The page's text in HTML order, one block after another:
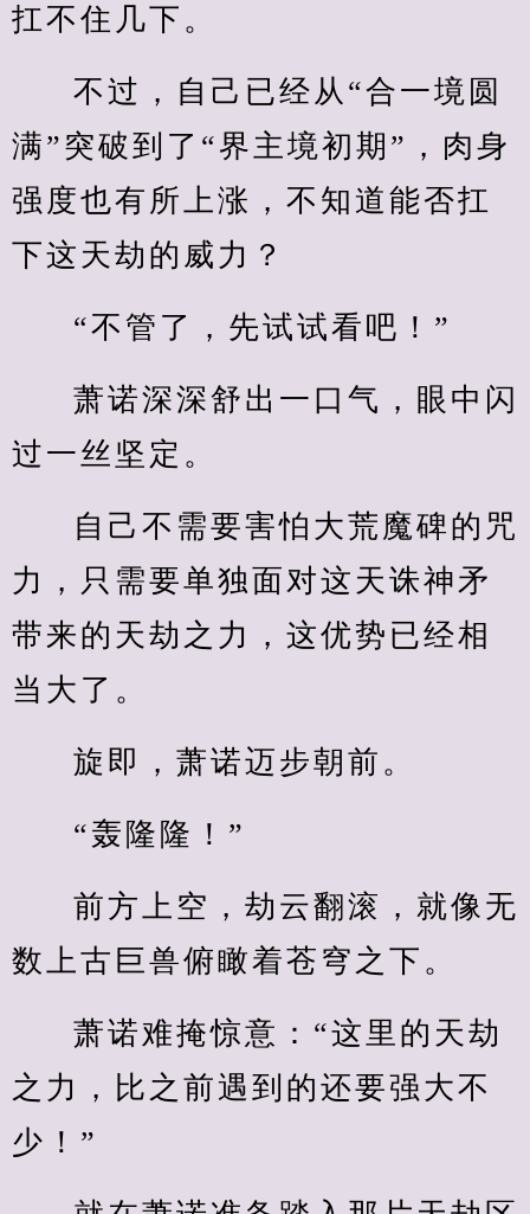
扛不住几下。
不过，自己已经从“合一境圆
满”突破到了“界主境初期”，肉身
强度也有所上涨，不知道能否扛
下这天劫的威力？
“不管了，先试试看吧！”
萧诺深深舒出一口气，眼中闪
过一丝坚定。
自己不需要害怕大荒魔碑的咒
力，只需要单独面对这天诛神矛
带来的天劫之力，这优势已经相
当大了。
旋即，萧诺迈步朝前。
“轰隆隆！”
前方上空，劫云翻滚，就像无
数上古巨兽俯瞰着苍穹之下。
萧诺难掩惊意：“这里的天劫
之力，比之前遇到的还要强大不
少！”